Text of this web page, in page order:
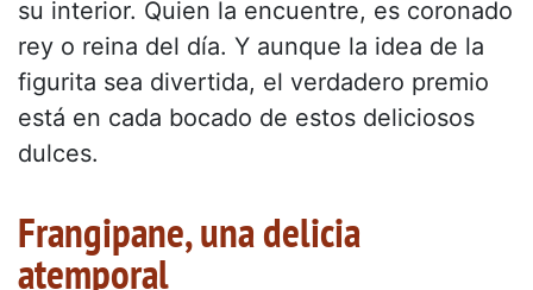
su interior. Quien la encuentre, es coronado
rey o reina del día. Y aunque la idea de la
figurita sea divertida, el verdadero premio
está en cada bocado de estos deliciosos
dulces.
Frangipane, una delicia
atemporal